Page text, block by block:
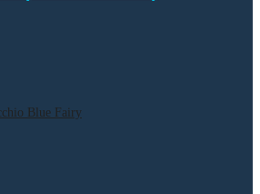
Blue Fairy